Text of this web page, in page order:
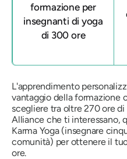
formazione per
insegnanti di yoga
di 300 ore
L'apprendimento
vantaggio della formazione
scegliere tra oltre 270 ore
Alliance che ti interessano,
Karma Yoga (insegnare
comunità) per ottenere il
ore.